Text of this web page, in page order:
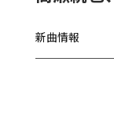
新曲情報